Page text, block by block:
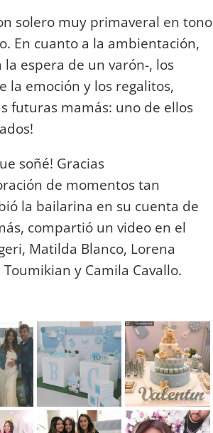
solero muy primaveral en tono
En cuanto a la ambientación,
espera de un varón-, los
la emoción y los regalitos,
futuras mamás: uno de ellos
soñé! Gracias
de momentos tan
la bailarina en su cuenta de
compartió un video en el
Matilda Blanco, Lorena
y Camila Cavallo.